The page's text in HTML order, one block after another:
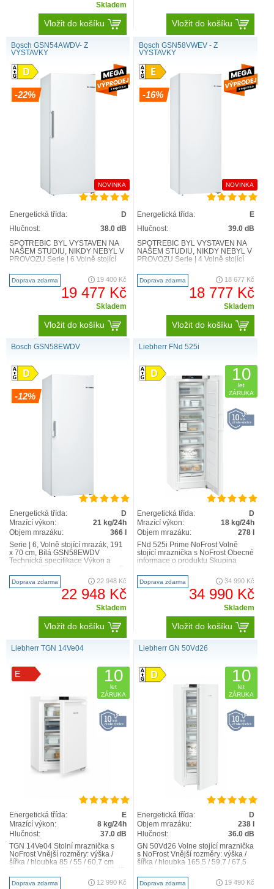
Skladem
Vložit do košíku Vložit do košíku
Bosch GSN54AWDV- Z
VÝSTAVKY
-22%
NOVINKA
Energetická třída:
D
Hlučnost:
38.0 dB
SPOTŘEBIČ BYL VYSTAVEN NA
NAŠEM STUDIU, NIKDY NEBYL V
PROVOZU Serie | 6 Volně stojící
GSN54AWDV Technická
specifikace ..
Doprava zdarma 19 400 Kč
19 477 Kč
Skladem
Vložit do košíku
Bosch GSN58VWEV - Z
VÝSTAVKY
-16%
NOVINKA
Energetická třída:
E
Hlučnost:
39.0 dB
SPOTŘEBIČ BYL VYSTAVEN NA
NAŠEM STUDIU, NIKDY NEBYL V
PROVOZU Serie | 4 Volně stojící
GSN58VWEV Technická
specifikace ..
Doprava zdarma 18 677 Kč
18 777 Kč
Skladem
Vložit do košíku
Bosch GSN58EWDV
-12%
Energetická třída:
D
Mrazící výkon:
21 kg/24h
Objem mrazáku:
366 l
Serie | 6, Volně stojící mrazák, 191
x 70 cm, Bílá GSN58EWDV
Technická specifikace Výkon a
Čistý celkový..
Doprava zdarma 22 948 Kč
22 948 Kč
Skladem
Vložit do košíku
Liebherr FNd 525i
10
let
ZÁRUKA
Energetická třída:
D
Mrazící výkon:
18 kg/24h
Objem mrazáku:
278 l
FNd 525i Prime NoFrost Volně
stojící mraznička s NoFrost Obecné
informace o produktu Skupina
NoFrost GTIN 40..
Doprava zdarma 34 990 Kč
34 990 Kč
Skladem
Vložit do košíku
Liebherr TGN 14Ve04
E 10
let
ZÁRUKA
Energetická třída:
E
Mrazící výkon:
8 kg/24h
Hlučnost:
37.0 dB
TGN 14Ve04 Stolní mraznička s
NoFrost Vnější rozměry: výška /
šířka / hloubka 85 / 55 / 60,7 cm
Obecné info..
Doprava zdarma 12 990 Kč
Liebherr GN 50Vd26
10
let
ZÁRUKA
Energetická třída:
D
Objem mrazáku:
238 l
Hlučnost:
36.0 dB
GN 50Vd26 Volne stojící mraznička
s NoFrost Vnější rozměry: výška /
šířka / hloubka 165,5 / 59,7 / 67,5
36 dB I..
Doprava zdarma 19 490 Kč